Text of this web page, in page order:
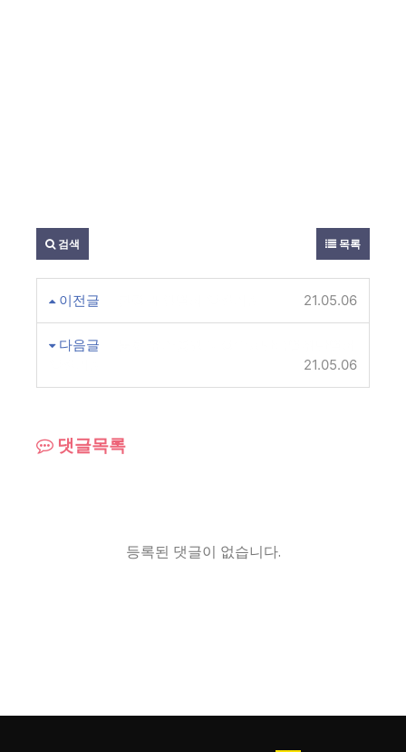
검색 목록
이전글 21.05.06
다음글
21.05.06
댓글목록
등록된 댓글이 없습니다.